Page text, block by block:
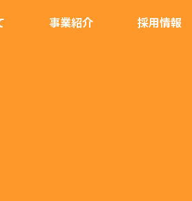
事業紹介 採用情報